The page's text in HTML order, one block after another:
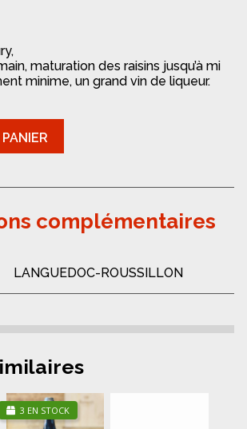
maturation des raisins jusqu’à mi
minime, un grand vin de liqueur.
complémentaires
LANGUEDOC-ROUSSILLON
3 EN STOCK